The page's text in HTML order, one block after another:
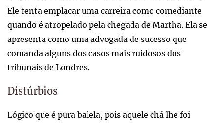
Ele tenta emplacar uma carreira como comediante
quando é atropelado pela chegada de Martha. Ela se
apresenta como uma advogada de sucesso que
comanda alguns dos casos mais ruidosos dos
tribunais de Londres.
Distúrbios
Lógico que é pura balela, pois aquele chá lhe foi